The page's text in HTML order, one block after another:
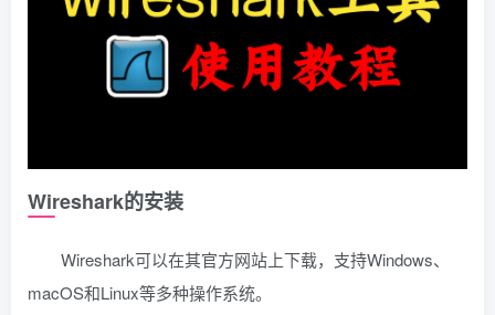
Wireshark的安装
Wireshark可以在其官方网站上下载，支持Windows、
macOS和Linux等多种操作系统。